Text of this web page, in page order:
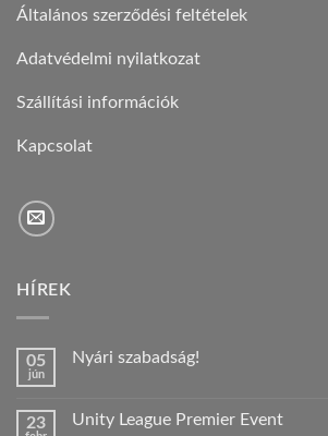
Általános szerződési feltételek
Adatvédelmi nyilatkozat
Szállítási információk
Kapcsolat
HÍREK
05
jún
Nyári szabadság!
Nyári
23 Unity League Premier Event